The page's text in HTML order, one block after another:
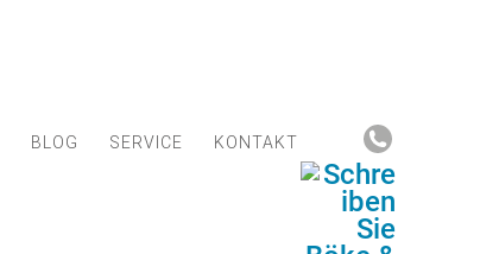
BLOG SERVICE KONTAKT